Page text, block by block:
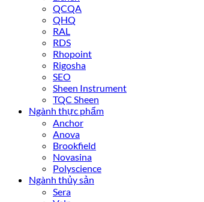
QCQA
QHQ
RAL
RDS
Rhopoint
Rigosha
SEO
Sheen Instrument
TQC Sheen
Ngành thực phẩm
Anchor
Anova
Brookfield
Novasina
Polyscience
Ngành thủy sản
Sera